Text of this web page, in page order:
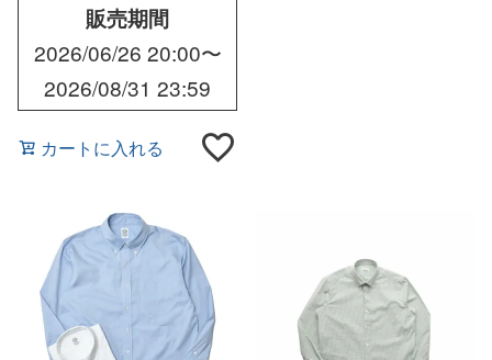
販売期間
2026/06/26 20:00〜
2026/08/31 23:59
カートに入れる